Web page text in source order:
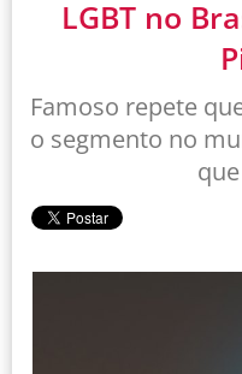
LGBT no
Famoso repete
o segmento no